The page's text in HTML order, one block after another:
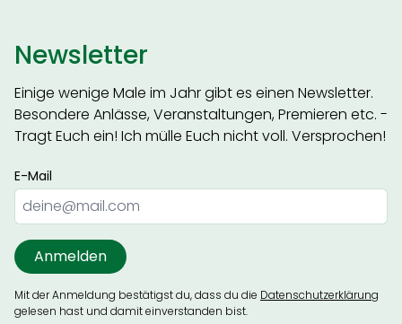
Newsletter
Einige wenige Male im Jahr gibt es einen Newsletter.
Besondere Anlässe, Veranstaltungen, Premieren etc. -
Tragt Euch ein! Ich mülle Euch nicht voll. Versprochen!
E-Mail
Mit der Anmeldung bestätigst du, dass du die Datenschutzerklärung
gelesen hast und damit einverstanden bist.